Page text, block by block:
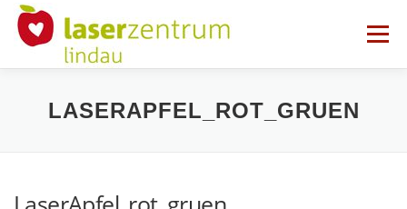
Zum
Inhalt
springen
Menü
STARTSEITE
LASERAPFEL_ROT_GRUEN